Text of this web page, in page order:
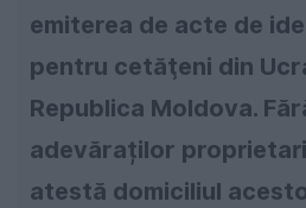
emiterea de acte de
pentru cetăţeni din
Republica Moldova.
adevăraților
atestă domiciliul